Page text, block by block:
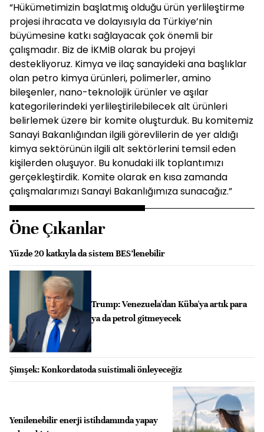
“Hükümetimizin başlatmış olduğu ürün yerlileştirme
projesi ihracata ve dolayısıyla da Türkiye’nin
büyümesine katkı sağlayacak çok önemli bir
çalışmadır. Biz de İKMİB olarak bu projeyi
destekliyoruz. Kimya ve ilaç sanayideki ana başlıklar
olan petro kimya ürünleri, polimerler, amino
bileşenler, nano-teknolojik ürünler ve aşılar
kategorilerindeki yerlileştirilebilecek alt ürünleri
belirlemek üzere bir komite oluşturduk. Bu komitemiz
Sanayi Bakanlığından ilgili görevlilerin de yer aldığı
kimya sektörünün ilgili alt sektörlerini temsil eden
kişilerden oluşuyor. Bu konudaki ilk toplantımızı
gerçekleştirdik. Komite olarak en kısa zamanda
çalışmalarımızı Sanayi Bakanlığımıza sunacağız.”
Öne Çıkanlar
Yüzde 20 katkıyla da sistem BES’lenebilir
Trump: Venezuela'dan Küba'ya artık para
ya da petrol gitmeyecek
Şimşek: Konkordatoda suistimali önleyeceğiz
Yenilenebilir enerji istihdamında yapay